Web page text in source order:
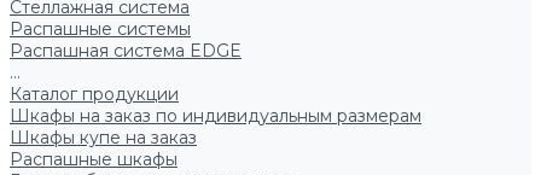
Стеллажная система
Распашные системы
Распашная система EDGE
...
Каталог продукции
Шкафы на заказ по индивидуальным размерам
Шкафы купе на заказ
Распашные шкафы